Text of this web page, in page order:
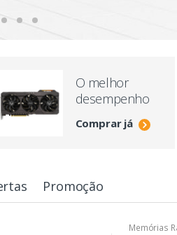
O melhor
desempenho
Comprar já
Promoção
Memórias